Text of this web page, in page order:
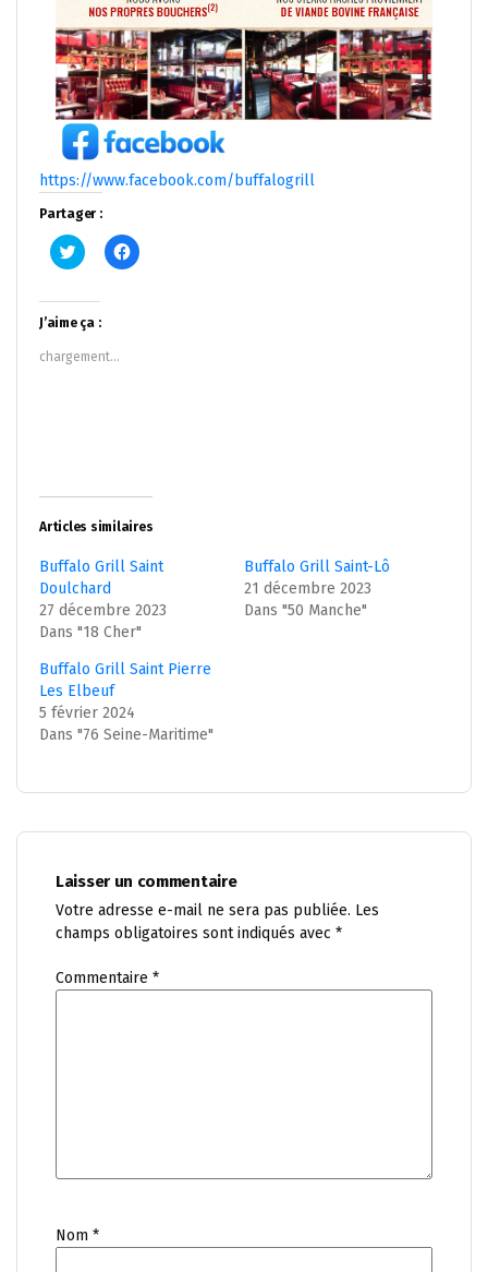
https://www.facebook.com/buffalogrill
Partager :
Cliquez
pour
Twitter(ouvre
dans
une
nouvelle
fenêtre)
Cliquez
pour
J’aime ça :
chargement…
Articles similaires
Buffalo Grill Saint
Doulchard
27 décembre 2023
Dans "18 Cher"
Buffalo Grill Saint-Lô
21 décembre 2023
Dans "50 Manche"
Buffalo Grill Saint Pierre
Les Elbeuf
5 février 2024
Dans "76 Seine-Maritime"
Laisser un commentaire
Votre adresse e-mail ne sera pas publiée. Les
champs obligatoires sont indiqués avec *
Commentaire *
Nom *